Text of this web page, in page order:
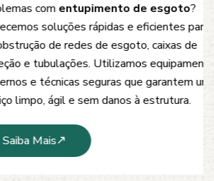
entupimento de esgoto?
rápidas e eficientes para
redes de esgoto, caixas de
Utilizamos equipamentos
seguras que garantem um
e sem danos à estrutura.